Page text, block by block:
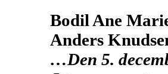
Bodil Ane
Anders
…Den 5.